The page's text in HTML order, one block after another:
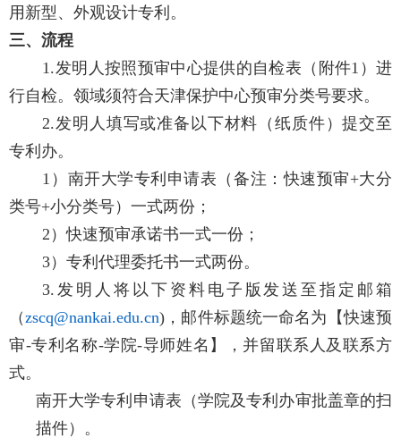
用新型、外观设计专利。
三、流程
1.发明人按照预审中心提供的自检表（附件1 ）进
行自检。领域须符合天津保护中心预审分类号要求。
2.发明人填写或准备以下材料（纸质件）提交至
专利办。
1 ）南开大学专利申请表（备注：快速预审+大分
类号+小分类号）一式两份；
2 ）快速预审承诺书一式一份；
3）专利代理委托书一式两份。
3. 发明人将以下资料电子版发送至指定邮箱
（zscq@nankai.edu.cn) ，邮件标题统一命名为【快速预
审-专利名称-学院-导师姓名】，并留联系人及联系方
式。
南开大学专利申请表（学院及专利办审批盖章的扫
描件）。